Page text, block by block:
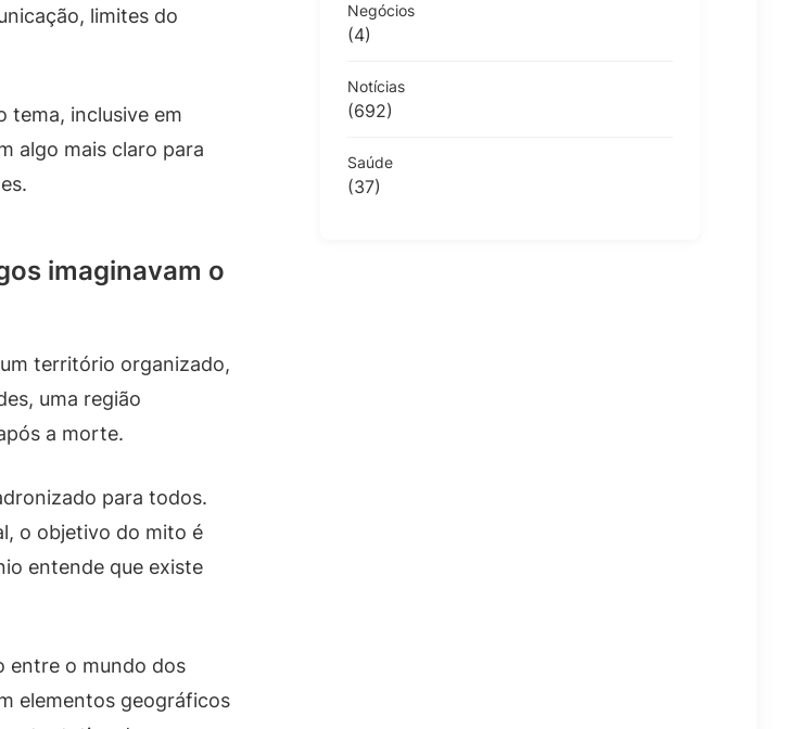
limites do
tema, inclusive em
algo mais claro para
imaginavam o
território organizado,
uma região
a morte.
para todos.
o objetivo do mito é
entende que existe
entre o mundo dos
elementos geográficos
Negócios
(4)
Notícias
(692)
Saúde
(37)